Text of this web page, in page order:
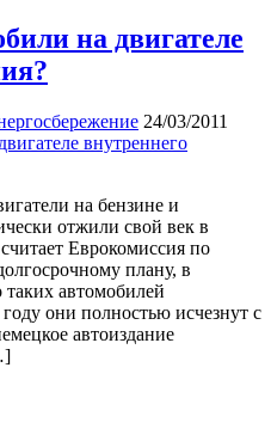
на двигателе
24/03/2011
на бензине и
отжили свой век в
Еврокомиссия по
плану, в
автомобилей
они полностью исчезнут с
автоиздание